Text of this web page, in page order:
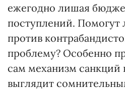
ежегодно лишая
поступлений.
против
проблему? Особенно
сам механизм санкций
выглядит